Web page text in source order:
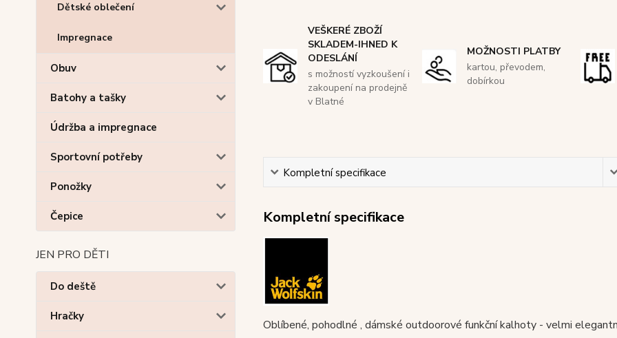
Dětské oblečení
Impregnace
Obuv
Batohy a tašky
Údržba a impregnace
Sportovní potřeby
Ponožky
Čepice
JEN PRO DĚTI
Do deště
Hračky
VEŠKERÉ ZBOŽÍ
SKLADEM-IHNED K
ODESLÁNÍ
s možností vyzkoušení i
zakoupení na prodejně
v Blatné
MOŽNOSTI PLATBY
kartou, převodem,
dobírkou
Kompletní specifikace
Kompletní specifikace
Oblíbené, pohodlné , dámské outdoorové funkční kalhoty - velmi